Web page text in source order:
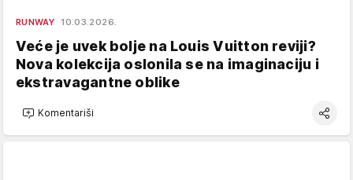
RUNWAY 10.03.2026.
Veće je uvek bolje na Louis Vuitton reviji?
Nova kolekcija oslonila se na imaginaciju i
ekstravagantne oblike
Komentariši